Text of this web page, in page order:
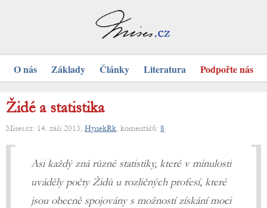
O nás Základy Články Literatura Podpořte nás
Židé a statistika
Mises.cz: 14. září 2013, HynekRk, komentářů: 8
Asi každý zná různé statistiky, které v minulosti
uváděly počty Židů u rozličných profesí, které
jsou obecně spojovány s možností získání moci